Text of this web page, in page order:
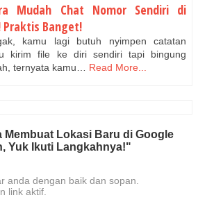
Mudah Chat Nomor Sendiri di
Praktis Banget!
kamu lagi butuh nyimpen catatan
kirim file ke diri sendiri tapi bingung
ternyata kamu…
Read More...
Membuat Lokasi Baru di Google
Yuk Ikuti Langkahnya!"
anda dengan baik dan sopan.
link aktif.